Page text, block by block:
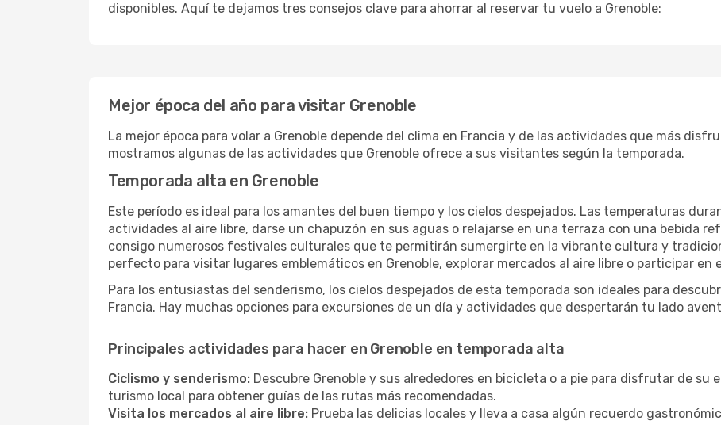
disponibles. Aquí te dejamos tres consejos clave para ahorrar al reservar tu vuelo a Grenoble:
Mejor época del año para visitar Grenoble
La mejor época para volar a Grenoble depende del clima en Francia y de las actividades que más
mostramos algunas de las actividades que Grenoble ofrece a sus visitantes según la temporada.
Temporada alta en Grenoble
Este período es ideal para los amantes del buen tiempo y los cielos despejados. Las temperaturas
actividades al aire libre, darse un chapuzón en sus aguas o relajarse en una terraza con una bebida
consigo numerosos festivales culturales que te permitirán sumergirte en la vibrante cultura y
perfecto para visitar lugares emblemáticos en Grenoble, explorar mercados al aire libre o participar en
Para los entusiastas del senderismo, los cielos despejados de esta temporada son ideales para
Francia. Hay muchas opciones para excursiones de un día y actividades que despertarán tu lado
Principales actividades para hacer en Grenoble en temporada alta
Ciclismo y senderismo: Descubre Grenoble y sus alrededores en bicicleta o a pie para disfrutar de su
turismo local para obtener guías de las rutas más recomendadas.
Visita los mercados al aire libre: Prueba las delicias locales y lleva a casa algún recuerdo